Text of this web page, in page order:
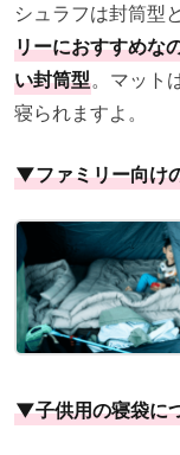
シュラフは封筒型
リーにおすすめな
い封筒型。マット
寝られますよ。
▼ファミリー向け
▼子供用の寝袋に